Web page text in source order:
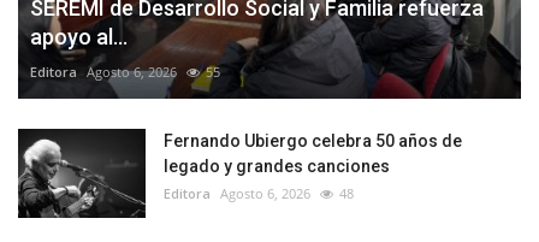
SEREMI de Desarrollo Social y Familia refuerza
apoyo al...
Editora Agosto 6, 2026 55
Fernando Ubiergo celebra 50 años de
legado y grandes canciones
Editora Agosto 6, 2026 48